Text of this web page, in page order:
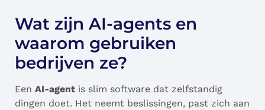
Wat zijn AI-agents en
waarom gebruiken
bedrijven ze?
Een AI-agent is slim software dat zelfstandig
dingen doet. Het neemt beslissingen, past zich aan